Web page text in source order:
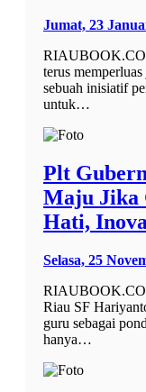
Jumat, 23
terus
sebuah inisiatif
untuk…
Plt
Maju Jika
Hati,
Selasa, 25
Riau SF
guru sebagai
hanya…